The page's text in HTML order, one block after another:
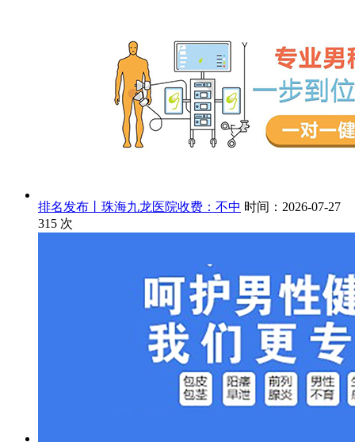
排名发布丨珠海九龙医院收费：不中 时间：2026-07-27
315 次